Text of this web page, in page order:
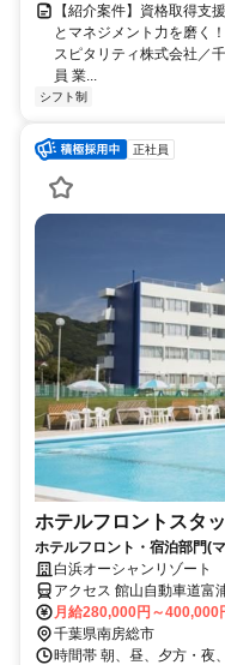
【紹介案件】資格取得支
とマネジメント力を磨く
スピタリティ株式会社／
員 業...
シフト制
正社員
ホテルフロントスタ
ホテルフロント・宿泊部門(
ーン歓迎
白浜オーシャンリゾート
アクセス 館山自動車道富
月給280,000円～400,000
千葉県南房総市
時間帯 朝、昼、夕方・夜